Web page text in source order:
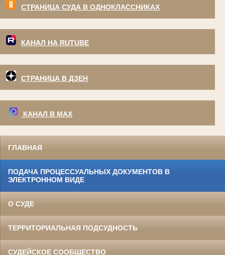
СТРАНИЦА СУДА В ОДНОКЛАССНИКАХ
КАНАЛ НА RUTUBE
СТРАНИЦА В ДЗЕН
КАНАЛ В МАХ
ГЛАВНАЯ
ПОДАЧА ПРОЦЕССУАЛЬНЫХ ДОКУМЕНТОВ В
ЭЛЕКТРОННОМ ВИДЕ
О СУДЕ
ТЕРРИТОРИАЛЬНАЯ ПОДСУДНОСТЬ
СУДЕЙСКОЕ СООБЩЕСТВО